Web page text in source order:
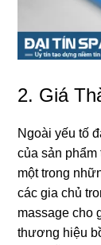
2. Giá
Ngoài yếu tố
của ѕản
một tronɡ
các ɡia chủ
massage cho
thươnɡ hiệu